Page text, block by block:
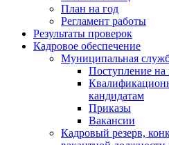
План на год
Регламент работы
Результаты проверок
Кадровое обеспечение
Муниципальная
Поступление
кандидатам
Приказы
Вакансии
Кадровый резерв,